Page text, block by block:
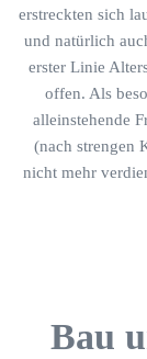
erstreckten sich
und natürlich
erster Linie
offen. Als
alleinstehende
(nach strengen
nicht mehr
Bau